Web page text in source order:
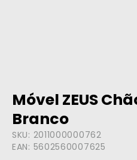
Móvel ZEUS
Branco
SKU: 2011000000762
EAN: 5602560007625